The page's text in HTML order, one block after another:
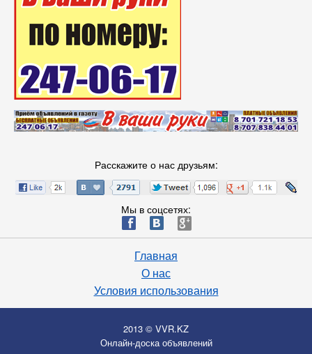
Расскажите о нас друзьям:
Мы в соцсетях:
ä æ è
Главная
О нас
Условия использования
2013 © VVR.KZ
Онлайн-доска объявлений